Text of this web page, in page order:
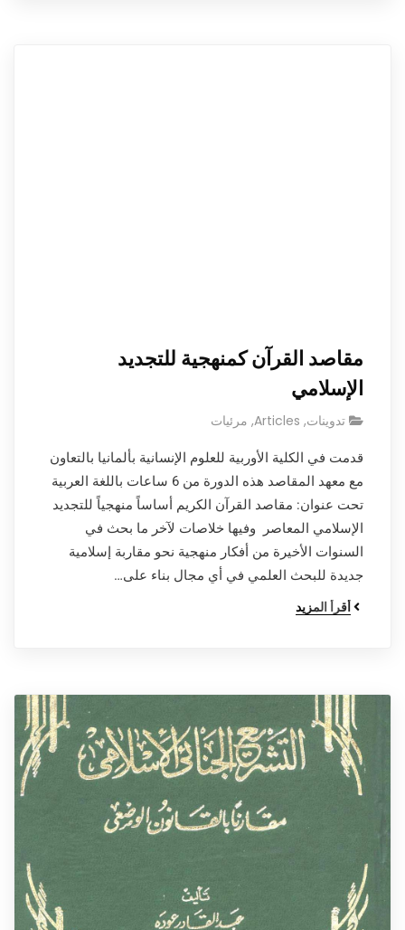
مقاصد القرآن كمنهجية للتجديد
الإسلامي
تدوينات,
Articles
, مرئيات
قدمت في الكلية الأوربية للعلوم الإنسانية بألمانيا بالتعاون
مع معهد المقاصد هذه الدورة من 6 ساعات باللغة العربية
تحت عنوان: مقاصد القرآن الكريم أساساً منهجياً للتجديد
الإسلامي المعاصر وفيها خلاصات لآخر ما بحث في
السنوات الأخيرة من أفكار منهجية نحو مقاربة إسلامية
جديدة للبحث العلمي في أي مجال بناء على…
أقرأ المزيد